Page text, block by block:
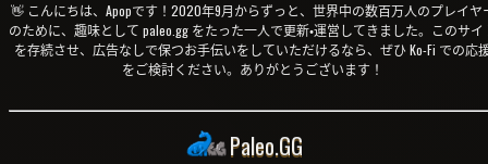
👋 こんにちは、Apopです！2020年9月からずっと、世界中の数百万人のプレイヤ
のために、趣味として paleo.gg をたった一人で更新・運営してきました。このサイ
を存続させ、広告なしで保つお手伝いをしていただけるなら、ぜひ Ko-Fi での応
をご検討ください。ありがとうございます！
Paleo.GG